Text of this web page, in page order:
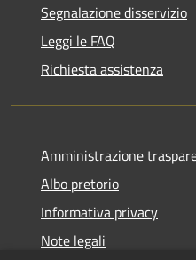
Segnalazione disservizio
Leggi le FAQ
Richiesta assistenza
Amministrazione
Albo pretorio
Informativa privacy
Note legali